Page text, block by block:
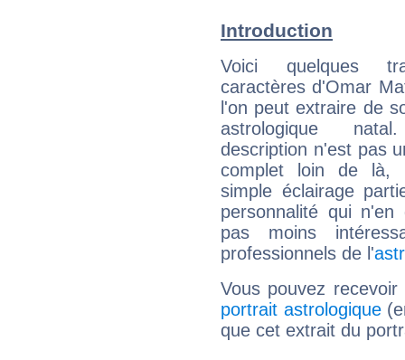
Introduction
Voici quelques
caractères d'Omar
l'on peut extraire de
astrologique
description n'est pas
complet loin de là,
simple éclairage
personnalité qui n'en
pas moins
professionnels de l'
Vous pouvez
portrait astrologique
que cet extrait du